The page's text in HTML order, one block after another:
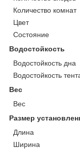
Количество комнат
Цвет
Состояние
Водостойкость
Водостойкость дна
Водостойкость
Вес
Вес
Размер
Длина
Ширина